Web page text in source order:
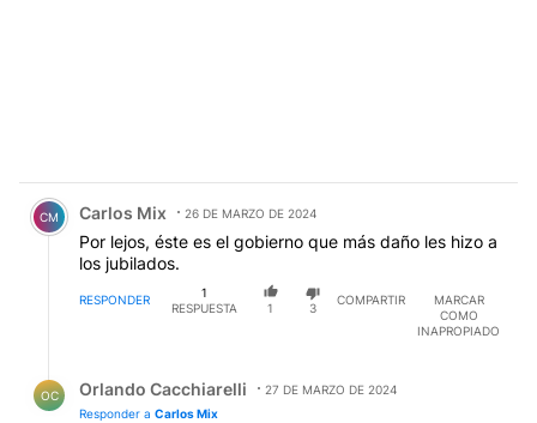
Comentario de Carlos Mix.
CM Carlos Mix 26 DE MARZO DE 2024
Por lejos, éste es el gobierno que más daño les hizo a
los jubilados.
RESPONDER
1
RESPUESTA
1 3
COMPARTIR
MARCAR
COMO
INAPROPIADO
OC Orlando Cacchiarelli
27 DE MARZO DE 2024
Responder a Carlos Mix